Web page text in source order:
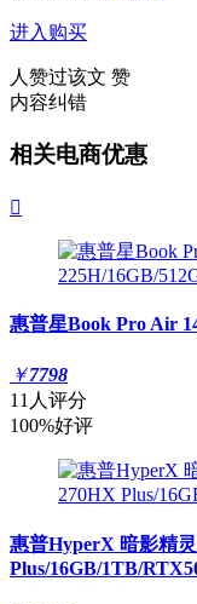
进入购买
人赞过该文 赞
内容纠错
相关电商优惠

惠普星Book Pro Air
￥7798
11人评分
100%好评
惠普HyperX 暗影精
Plus/16GB/1TB/